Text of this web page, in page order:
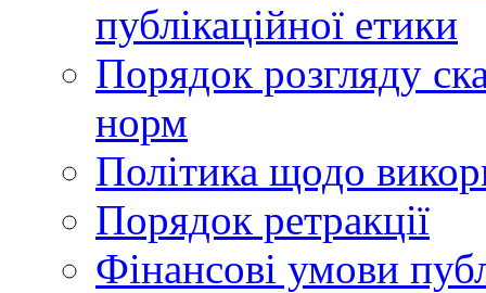
публікаційної етики
Порядок розгляду
норм
Політика щодо
Порядок ретракції
Фінансові умови